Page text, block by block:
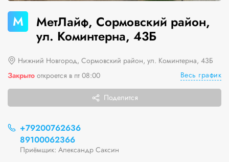
М
МетЛайф, Сормовский район,
ул. Коминтерна, 43Б
Нижний Новгород, Сормовский район, ул. Коминтерна, 43Б
Закрыто откроется в пт 08:00 Весь график
Поделится
+79200762636
89100062366
Приёмщик: Александр Саксин